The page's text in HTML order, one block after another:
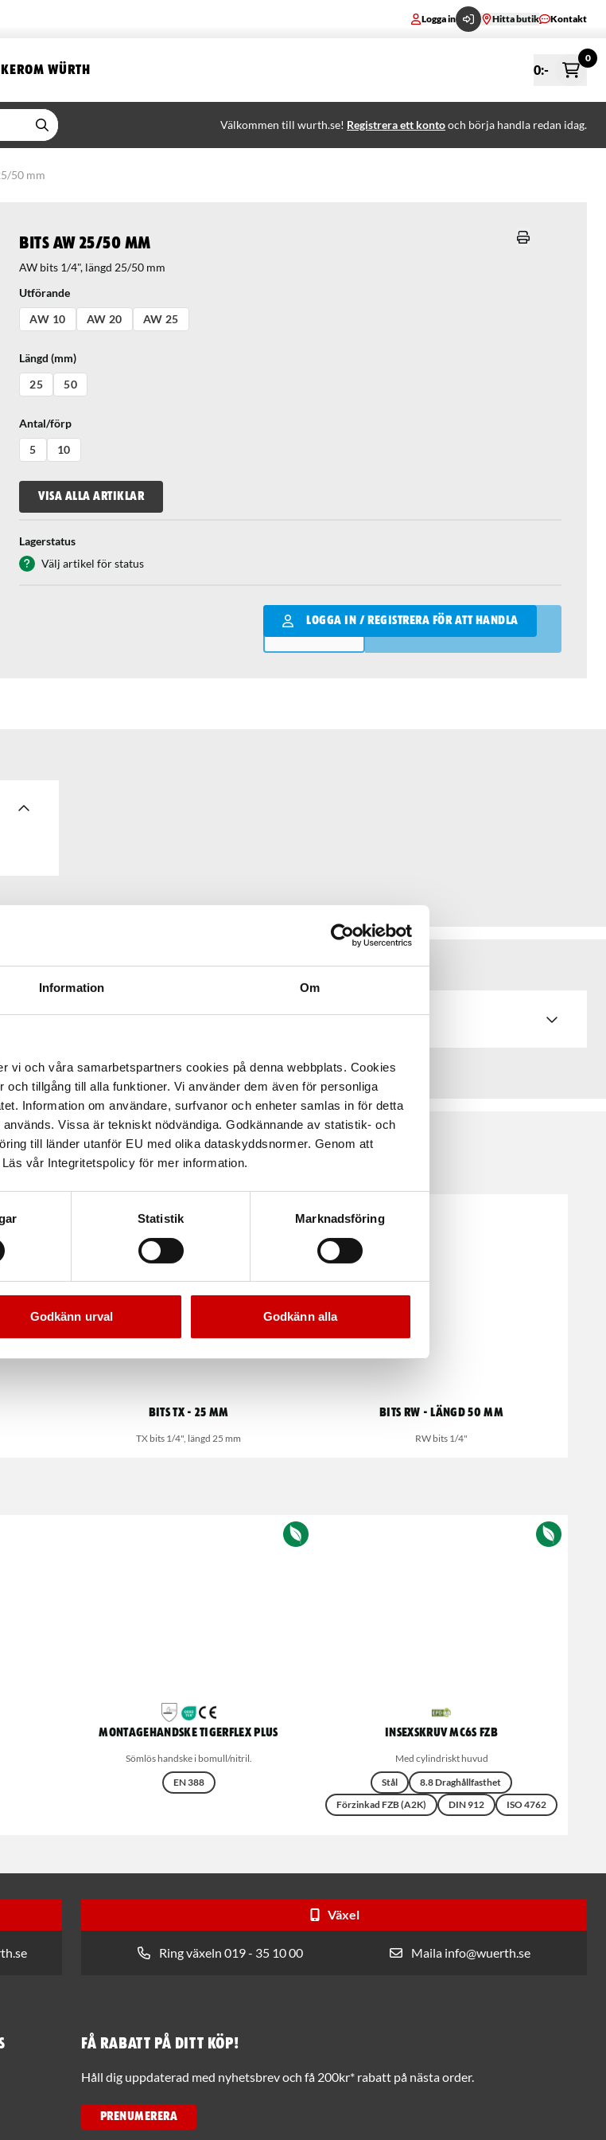
Information Om
vi och våra samarbetspartners cookies på denna webbplats. Cookies
tillgång till alla funktioner. Vi använder dem även för personliga
Information om användare, surfvanor och enheter samlas in för detta
Vissa är tekniskt nödvändiga. Godkännande av statistik- och
till länder utanför EU med olika dataskyddsnormer. Genom att
vår Integritetspolicy för mer information.
Statistik Marknadsföring
Godkänn urval Godkänn alla
Logga in Hitta butik Kontakt
OM WÜRTH 0:-
0
Välkommen till wurth.se! Registrera ett kontooch börja handla redan idag.
50 mm
Bits AW 25/50 mm
AW bits 1/4", längd 25/50 mm
Utförande
AW 10
AW 20 AW 25
Längd (mm)
25
50
Antal/förp
5
10
VISA ALLA ARTIKLAR
Lagerstatus
Välj artikel för status
LOGGA IN / REGISTRERA FÖR ATT HANDLA
Qantity
LÄGG I VARUKORGEN
Bits TX - 25 mm
TX bits 1/4", längd 25 mm
Bits RW - Längd 50 mm
RW bits 1/4"
Montagehandske Tigerflex Plus
Sömlös handske i bomull/nitril.
EN 388
Insexskruv MC6S FZB
Med cylindriskt huvud
Stål
8.8 Draghållfasthet
Förzinkad FZB (A2K)
DIN 912 ISO 4762
Växel
Ring växeln 019 - 35 10 00 Maila info@wuerth.se
Få rabatt på ditt köp!
Håll dig uppdaterad med nyhetsbrev och få 200kr* rabatt på nästa order.
PRENUMERERA